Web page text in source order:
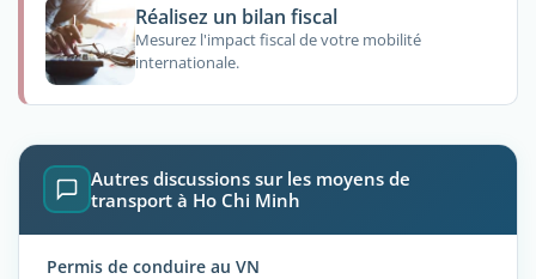
Réalisez un bilan fiscal
Mesurez l'impact fiscal de votre mobilité
internationale.
Autres discussions sur les moyens de
transport à Ho Chi Minh
Permis de conduire au VN